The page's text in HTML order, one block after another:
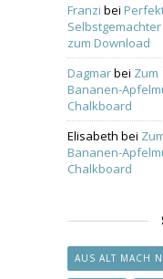
Franzi bei
zum Download
Dagmarbei Zum
Bananen-
Chalkboard
Elisabeth bei
Bananen-
Chalkboard
AUS ALT MACH